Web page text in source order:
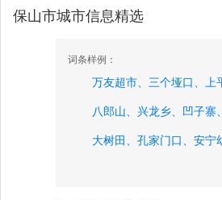
保山市城市信息精选
词条样例：
万友超市、 三个垭口、 上
八郎山、 兴龙乡、 凹子寨、
大树田、 孔家门口、 安宁